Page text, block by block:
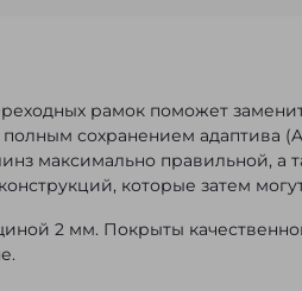
рамок поможет
сохранением адаптива
максимально правильной, а
которые затем
2 мм. Покрыты